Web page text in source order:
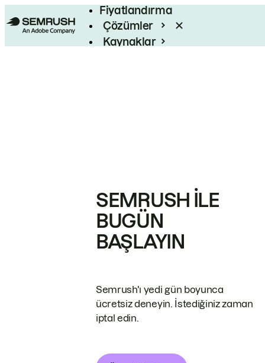
Fiyatlandırma
Çözümler
Kaynaklar
SEMRUSH ILE
BUGÜN
BAŞLAYIN
Semrush'ı yedi gün boyunca
ücretsiz deneyin. İstediğiniz zaman
iptal edin.